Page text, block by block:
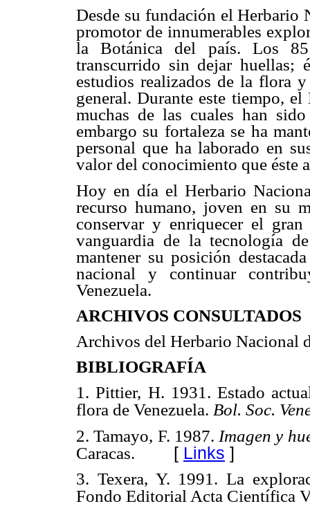
Desde su fundación el Herbario
promotor de innumerables
la Botánica del país. Los
transcurrido sin dejar huellas;
estudios realizados de la flora
general. Durante este tiempo,
muchas de las cuales han
embargo su fortaleza se ha
personal que ha laborado en
valor del conocimiento que éste
Hoy en día el Herbario
recurso humano, joven en su
conservar y enriquecer el
vanguardia de la tecnología
mantener su posición
nacional y continuar
Venezuela.
ARCHIVOS CONSULTADOS
Archivos del Herbario Nacional
BIBLIOGRAFÍA
1. Pittier, H. 1931. Estado
flora de Venezuela. Bol. Soc.
2. Tamayo, F. 1987. Imagen y
Caracas. [ Links ]
3. Texera, Y. 1991. La
Fondo Editorial Acta Científica